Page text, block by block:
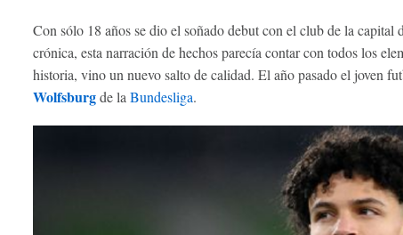
Con sólo 18 años se dio el soñado debut con el club de la capital
crónica, esta narración de hechos parecía contar con todos los
historia, vino un nuevo salto de calidad. El año pasado el joven
Wolfsburgde la Bundesliga.